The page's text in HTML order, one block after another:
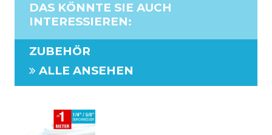
DAS KÖNNTE SIE AUCH
INTERESSIEREN:
ZUBEHÖR
ALLE ANSEHEN